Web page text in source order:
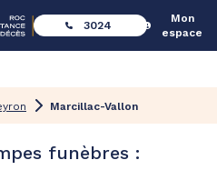
3024
Mon
espace
Marcillac-Vallon
funèbres :